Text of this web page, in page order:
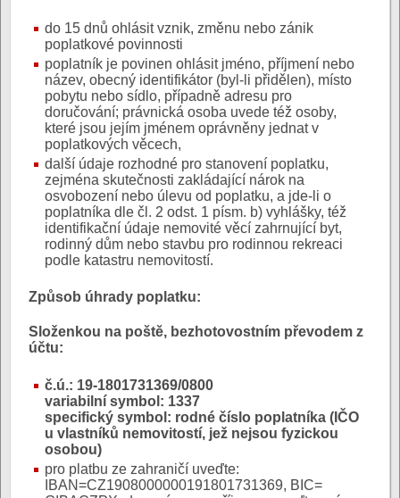
do 15 dnů ohlásit vznik, změnu nebo zánik
poplatkové povinnosti
poplatník je povinen ohlásit jméno, příjmení nebo
název, obecný identifikátor (byl-li přidělen), místo
pobytu nebo sídlo, případně adresu pro
doručování; právnická osoba uvede též osoby,
které jsou jejím jménem oprávněny jednat v
poplatkových věcech,
další údaje rozhodné pro stanovení poplatku,
zejména skutečnosti zakládající nárok na
osvobození nebo úlevu od poplatku, a jde-li o
poplatníka dle čl. 2 odst. 1 písm. b) vyhlášky, též
identifikační údaje nemovité věcí zahrnující byt,
rodinný dům nebo stavbu pro rodinnou rekreaci
podle katastru nemovitostí.
Způsob úhrady poplatku:
Složenkou na poště, bezhotovostním převodem z
účtu:
č.ú.: 19-1801731369/0800
variabilní symbol: 1337
specifický symbol: rodné číslo poplatníka (IČO
u vlastníků nemovitostí, jež nejsou fyzickou
osobou)
pro platbu ze zahraničí uveďte:
IBAN=CZ1908000000191801731369, BIC=